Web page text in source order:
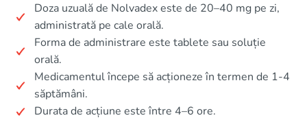
Doza uzuală de Nolvadex este de 20–40 mg pe zi,
administrată pe cale orală.
Forma de administrare este tablete sau soluție
orală.
Medicamentul începe să acționeze în termen de 1-4
săptămâni.
Durata de acțiune este între 4–6 ore.